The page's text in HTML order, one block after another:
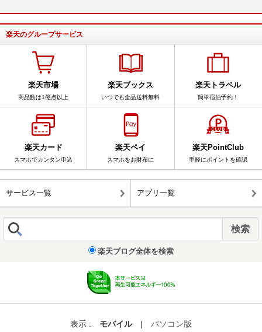
楽天のグループサービス
楽天市場
商品数は1億点以上
楽天ブックス
いつでも全品送料無料
楽天トラベル
簡単宿泊予約！
楽天カード
スマホでカンタン申込
楽天ペイ
スマホをお財布に
楽天PointClub
手軽にポイントを確認
サービス一覧 アプリ一覧
楽天ブログ全体を検索
表示 : モバイル | パソコン版